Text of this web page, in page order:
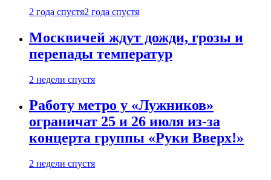
2 года спустя2 года спустя
Москвичей ждут дожди, грозы и
перепады температур
2 недели спустя
Работу метро у «Лужников»
ограничат 25 и 26 июля из-за
концерта группы «Руки Вверх!»
2 недели спустя